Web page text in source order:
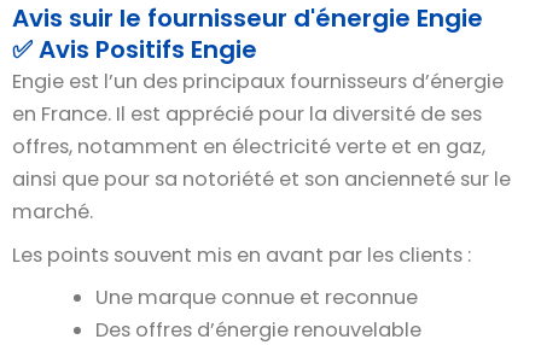
Avis suir le fournisseur d'énergie Engie
✅ Avis Positifs Engie
Engie est l’un des principaux fournisseurs d’énergie
en France. Il est apprécié pour la diversité de ses
offres, notamment en électricité verte et en gaz,
ainsi que pour sa notoriété et son ancienneté sur le
marché.
Les points souvent mis en avant par les clients :
Une marque connue et reconnue
Des offres d’énergie renouvelable